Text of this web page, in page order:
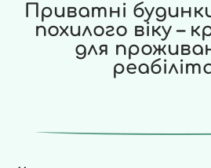
Приватні
похилого віку –
для